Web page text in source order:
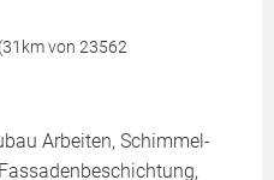
von 23562
Arbeiten, Schimmel-